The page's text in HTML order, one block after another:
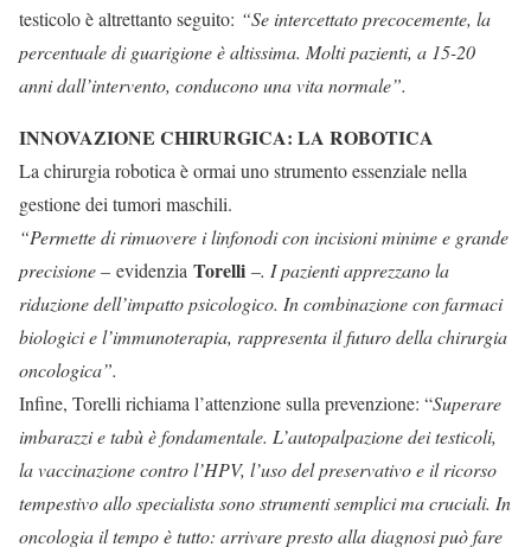
testicolo è altrettanto seguito: “Se intercettato precocemente, la
percentuale di guarigione è altissima. Molti pazienti, a 15-20
anni dall’intervento, conducono una vita normale”.
INNOVAZIONE CHIRURGICA: LA ROBOTICA
La chirurgia robotica è ormai uno strumento essenziale nella
gestione dei tumori maschili.
“Permette di rimuovere i linfonodi con incisioni minime e grande
precisione – evidenzia Torelli –. I pazienti apprezzano la
riduzione dell’impatto psicologico. In combinazione con farmaci
biologici e l’immunoterapia, rappresenta il futuro della chirurgia
oncologica”.
Infine, Torelli richiama l’attenzione sulla prevenzione: “Superare
imbarazzi e tabù è fondamentale. L’autopalpazione dei testicoli,
la vaccinazione contro l’HPV, l’uso del preservativo e il ricorso
tempestivo allo specialista sono strumenti semplici ma cruciali. In
oncologia il tempo è tutto: arrivare presto alla diagnosi può fare